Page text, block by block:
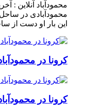
محمودآباد آنلاین :
محمودآبادی در
این بار او دست از
کرونا در
کرونا در